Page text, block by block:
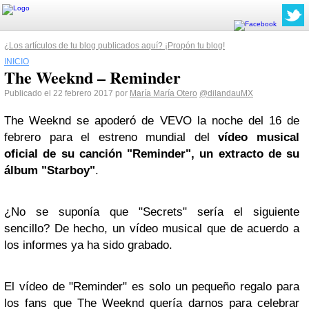
¿Los artículos de tu blog publicados aquí? ¡Propón tu blog!
INICIO
The Weeknd – Reminder
Publicado el 22 febrero 2017 por María María Otero @dilandauMX
The Weeknd se apoderó de VEVO la noche del 16 de
febrero para el estreno mundial delvídeo musical
oficial de su canción "Reminder", un extracto de su
álbum "Starboy".
¿No se suponía que "Secrets" sería el siguiente
sencillo? De hecho, un vídeo musical que de acuerdo a
los informes ya ha sido grabado.
El vídeo de "Reminder" es solo un pequeño regalo para
los fans que The Weeknd quería darnos para celebrar